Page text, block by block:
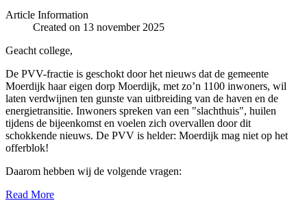
Article Information
Created on 13 november 2025
Geacht college,
De PVV-fractie is geschokt door het nieuws dat de gemeente
Moerdijk haar eigen dorp Moerdijk, met zo’n 1100 inwoners, wil
laten verdwijnen ten gunste van uitbreiding van de haven en de
energietransitie. Inwoners spreken van een "slachthuis", huilen
tijdens de bijeenkomst en voelen zich overvallen door dit
schokkende nieuws. De PVV is helder: Moerdijk mag niet op het
offerblok!
Daarom hebben wij de volgende vragen:
Read More